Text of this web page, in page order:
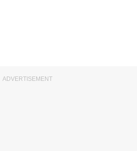
ADVERTISEMENT